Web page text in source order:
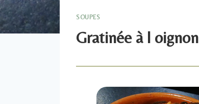
SOUPES
Gratinée à l oignon